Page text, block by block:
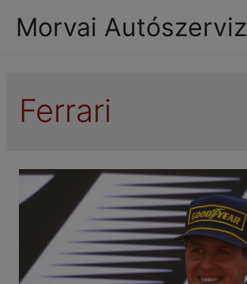
Morvai Autószerviz
Ferrari